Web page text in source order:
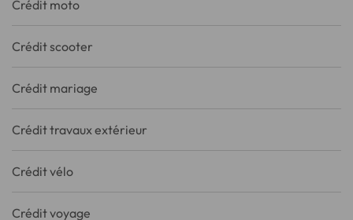
Crédit moto
Crédit scooter
Crédit mariage
Crédit travaux extérieur
Crédit vélo
Crédit voyage